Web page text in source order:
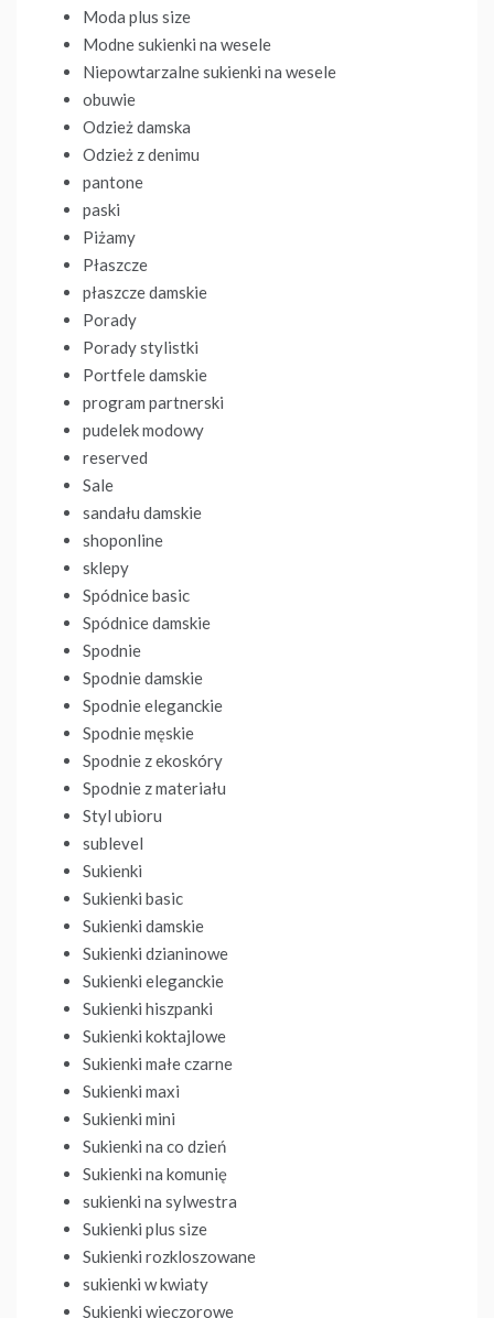
Moda plus size
Modne sukienki na wesele
Niepowtarzalne sukienki na wesele
obuwie
Odzież damska
Odzież z denimu
pantone
paski
Piżamy
Płaszcze
płaszcze damskie
Porady
Porady stylistki
Portfele damskie
program partnerski
pudelek modowy
reserved
Sale
sandału damskie
shoponline
sklepy
Spódnice basic
Spódnice damskie
Spodnie
Spodnie damskie
Spodnie eleganckie
Spodnie męskie
Spodnie z ekoskóry
Spodnie z materiału
Styl ubioru
sublevel
Sukienki
Sukienki basic
Sukienki damskie
Sukienki dzianinowe
Sukienki eleganckie
Sukienki hiszpanki
Sukienki koktajlowe
Sukienki małe czarne
Sukienki maxi
Sukienki mini
Sukienki na co dzień
Sukienki na komunię
sukienki na sylwestra
Sukienki plus size
Sukienki rozkloszowane
sukienki w kwiaty
Sukienki wieczorowe